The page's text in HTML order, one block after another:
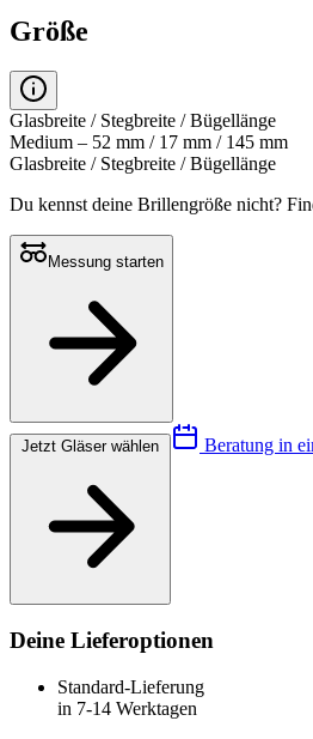
Größe
Glasbreite / Stegbreite / Bügellänge
Medium – 52 mm / 17 mm / 145 mm
Glasbreite / Stegbreite / Bügellänge
Du kennst deine Brillengröße nicht?
Messung starten
Beratung in
Deine Lieferoptionen
Standard-Lieferung
in 7-14 Werktagen